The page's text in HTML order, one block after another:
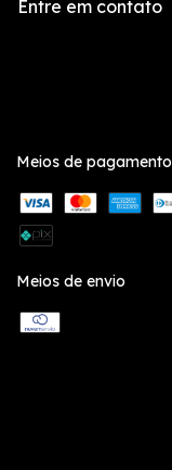
Entre em contato
Meios de pagamento
Meios de envio